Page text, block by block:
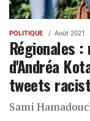
POLITIQUE Août 2021
Régionales
d'Andréa
tweets
Sami